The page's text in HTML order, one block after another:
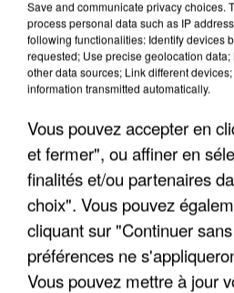
5 août 2026
L’un des fondateurs
interpellé en Algérie
Il est soupçonné d'y avoir
France.
Save and communicate privacy choices.
process personal data such as IP
following functionalities: Identify devices
requested; Use precise geolocation
other data sources; Link different
information transmitted automatically.
Vous pouvez accepter en
et fermer", ou affiner en
finalités et/ou partenaires
choix". Vous pouvez
cliquant sur "Continuer
préférences ne
Vous pouvez mettre à jour